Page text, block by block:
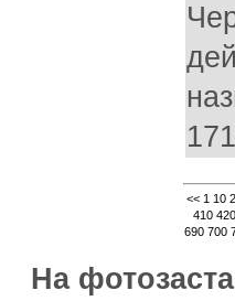
<< 1 10
410 420
690 700
На